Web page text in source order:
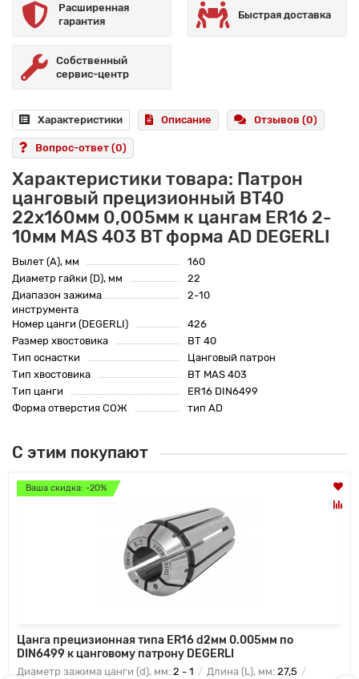
Расширенная
гарантия
Быстрая доставка
Собственный
сервис-центр
Характеристики Описание Отзывов (0)
Вопрос-ответ (0)
Характеристики товара: Патрон
цанговый прецизионный BT40
22x160мм 0,005мм к цангам ER16 2-
10мм MAS 403 BT форма AD DEGERLI
Вылет (A), мм
160
Диаметр гайки (D), мм
22
Диапазон зажима
инструмента
2-10
Номер цанги (DEGERLI)
426
Размер хвостовика
BT 40
Тип оснастки
Цанговый патрон
Тип хвостовика
BT MAS 403
Тип цанги
ER16 DIN6499
Форма отверстия СОЖ
тип AD
С этим покупают
Ваша скидка: -20%
Цанга прецизионная типа ER16 d2мм 0.005мм по
DIN6499 к цанговому патрону DEGERLI
Диаметр зажима цанги (d), мм: 2 - 1 Длина (L), мм: 27,5